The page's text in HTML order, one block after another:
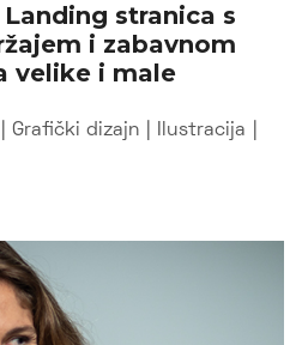
stranica s
i zabavnom
velike i male
Grafički dizajn Ilustracija